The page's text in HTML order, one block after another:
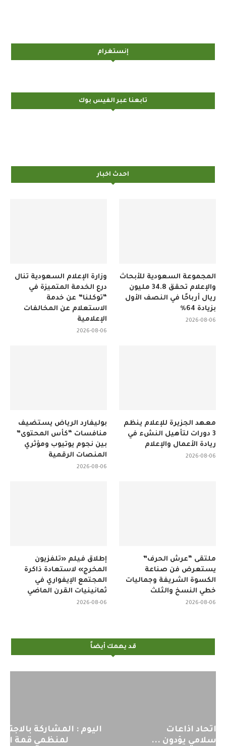
إنستغرام
تابعنا عبر الفيس بوك
احدث اخبار
وزارة الإعلام السعودية تنال
درع الخدمة المتميزة في
“توكلنا” عن خدمة
الاستعلام عن المخالفات
الإعلامية
2026-08-06
المجموعة السعودية للأبحاث
والإعلام تحقق 34.8 مليون
ريال أرباحًا في النصف الأول
بزيادة 64%
2026-08-06
بوليفارد الرياض يستضيف
منافسات “كأس المحتوى”
بين نجوم يوتيوب ومؤثري
المنصات الرقمية
2026-08-06
معهد الجزيرة للإعلام ينظم
3 دورات لتأهيل النشء في
ريادة الأعمال والإعلام
2026-08-06
إطلاق فيلم «تلفزيون
المخرج» لاستعادة ذاكرة
المجتمع الإيفواري في
ثمانينيات القرن الماضي
2026-08-06
ملتقى “عرش الحرف”
يستعرض فن صناعة
الكسوة الشريفة وجماليات
خطي النسخ والثلث
2026-08-06
قد يهمك أيضاً
اليوم : المشاركة بالاجتماع التحضيري
لمنظمي قمة اسيا...